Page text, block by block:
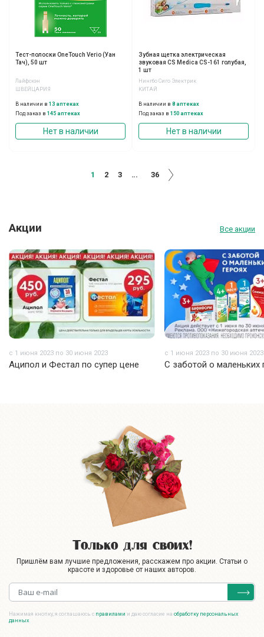
Тест-полоски OneTouch Verio (Уан
Тач), 50 шт
Лайфскэн
ШВЕЙЦАРИЯ
В наличии в 13 аптеках
Под заказ в 145 аптеках
Нет в наличии
Зубная щетка электрическая
звуковая CS Medica CS-161 голубая,
1 шт
Нингбо Сиго Электрик
КИТАЙ
В наличии в 8 аптеках
Под заказ в 150 аптеках
Нет в наличии
1 2 3 ... 36
Акции Все акции
с 1 июня 2023 по 30 июня 2023
Аципол и Фестал по супер цене
с 1 июня 2023 по 30 июня 2023
С заботой о маленьких
Только для своих!
Пришлём вам лучшие предложения, расскажем про акции. Статьи о
красоте и здоровье от наших авторов.
Нажимая кнопку, я соглашаюсь с правилами и даю согласие на обработку персональных
данных